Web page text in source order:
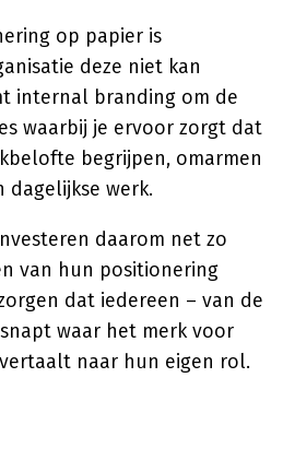
op papier is
deze niet kan
internal branding om de
waarbij je ervoor zorgt dat
begrijpen, omarmen
dagelijkse werk.
daarom net zo
van hun positionering
dat iedereen – van de
waar het merk voor
naar hun eigen rol.